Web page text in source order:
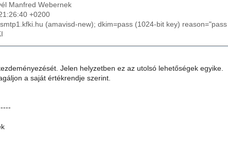
Manfred Webernek
+0200
(amavisd-new); dkim=pass (1024-bit key)
Jelen helyzetben ez az utolsó lehetőségek egyike.
a saját értékrendje szerint.